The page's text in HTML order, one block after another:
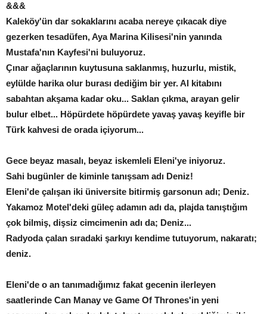
&&&
Kaleköy'ün dar sokaklarını acaba nereye çıkacak diye
gezerken tesadüfen, Aya Marina Kilisesi'nin yanında
Mustafa'nın Kayfesi'ni buluyoruz.
Çınar ağaçlarının kuytusuna saklanmış, huzurlu, mistik,
eylülde harika olur burası dediğim bir yer. Al kitabını
sabahtan akşama kadar oku... Saklan çıkma, arayan gelir
bulur elbet... Höpürdete höpürdete yavaş yavaş keyifle bir
Türk kahvesi de orada içiyorum...
Gece beyaz masalı, beyaz iskemleli Eleni'ye iniyoruz.
Sahi bugünler de kiminle tanışsam adı Deniz!
Eleni'de çalışan iki üniversite bitirmiş garsonun adı; Deniz.
Yakamoz Motel'deki güleç adamın adı da, plajda tanıştığım
çok bilmiş, dişsiz cimcimenin adı da; Deniz...
Radyoda çalan sıradaki şarkıyı kendime tutuyorum, nakaratı;
deniz.
Eleni'de o an tanımadığımız fakat gecenin ilerleyen
saatlerinde Can Manay ve Game Of Thrones'in yeni